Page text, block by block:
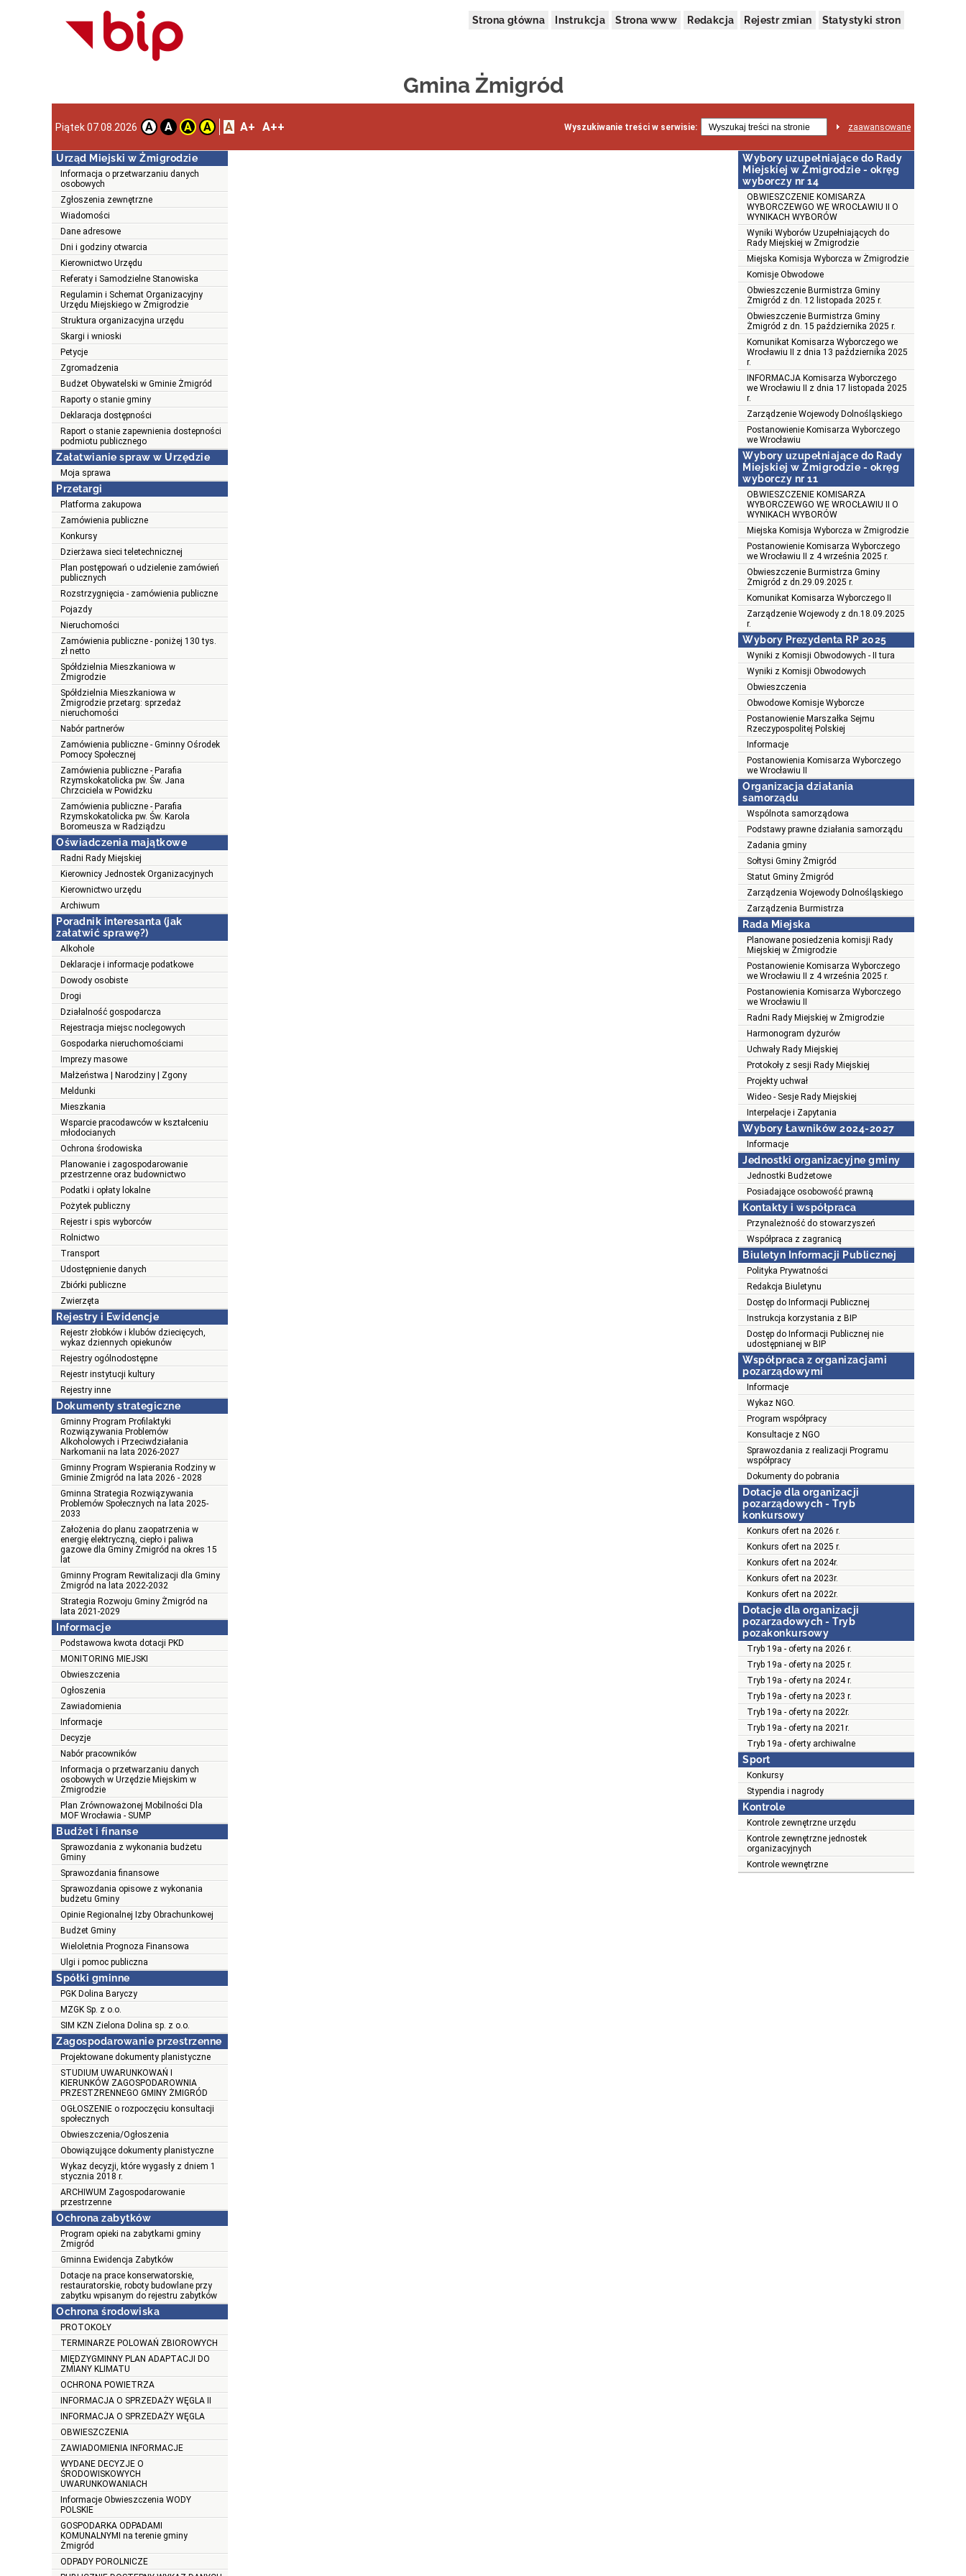
Strona główna Instrukcja Strona www Redakcja Rejestr zmian Statystyki stron
Gmina Żmigród
Piątek 07.08.2026 A A A A A A+ A++ Wyszukiwanie treści w serwisie: zaawansowane
Urząd Miejski w Żmigrodzie
Informacja o przetwarzaniu danych
osobowych
Zgłoszenia zewnętrzne
Wiadomości
Dane adresowe
Dni i godziny otwarcia
Kierownictwo Urzędu
Referaty i Samodzielne Stanowiska
Regulamin i Schemat Organizacyjny
Urzędu Miejskiego w Żmigrodzie
Struktura organizacyjna urzędu
Skargi i wnioski
Petycje
Zgromadzenia
Budżet Obywatelski w Gminie Żmigród
Raporty o stanie gminy
Deklaracja dostępności
Raport o stanie zapewnienia dostepności
podmiotu publicznego
Załatwianie spraw w Urzędzie
Moja sprawa
Przetargi
Platforma zakupowa
Zamówienia publiczne
Konkursy
Dzierżawa sieci teletechnicznej
Plan postępowań o udzielenie zamówień
publicznych
Rozstrzygnięcia - zamówienia publiczne
Pojazdy
Nieruchomości
Zamówienia publiczne - poniżej 130 tys.
zł netto
Spółdzielnia Mieszkaniowa w
Żmigrodzie
Spółdzielnia Mieszkaniowa w
Żmigrodzie przetarg: sprzedaż
nieruchomości
Nabór partnerów
Zamówienia publiczne - Gminny Ośrodek
Pomocy Społecznej
Zamówienia publiczne - Parafia
Rzymskokatolicka pw. Św. Jana
Chrzciciela w Powidzku
Zamówienia publiczne - Parafia
Rzymskokatolicka pw. Św. Karola
Boromeusza w Radziądzu
Oświadczenia majątkowe
Radni Rady Miejskiej
Kierownicy Jednostek Organizacyjnych
Kierownictwo urzędu
Archiwum
Poradnik interesanta (jak
załatwić sprawę?)
Alkohole
Deklaracje i informacje podatkowe
Dowody osobiste
Drogi
Działalność gospodarcza
Rejestracja miejsc noclegowych
Gospodarka nieruchomościami
Imprezy masowe
Małżeństwa | Narodziny | Zgony
Meldunki
Mieszkania
Wsparcie pracodawców w kształceniu
młodocianych
Ochrona środowiska
Planowanie i zagospodarowanie
przestrzenne oraz budownictwo
Podatki i opłaty lokalne
Pożytek publiczny
Rejestr i spis wyborców
Rolnictwo
Transport
Udostępnienie danych
Zbiórki publiczne
Zwierzęta
Rejestry i Ewidencje
Rejestr żłobków i klubów dziecięcych,
wykaz dziennych opiekunów
Rejestry ogólnodostępne
Rejestr instytucji kultury
Rejestry inne
Dokumenty strategiczne
Gminny Program Profilaktyki
Rozwiązywania Problemów
Alkoholowych i Przeciwdziałania
Narkomanii na lata 2026-2027
Gminny Program Wspierania Rodziny w
Gminie Żmigród na lata 2026 - 2028
Gminna Strategia Rozwiązywania
Problemów Społecznych na lata 2025-
2033
Założenia do planu zaopatrzenia w
energię elektryczną, ciepło i paliwa
gazowe dla Gminy Żmigród na okres 15
lat
Gminny Program Rewitalizacji dla Gminy
Żmigród na lata 2022-2032
Strategia Rozwoju Gminy Żmigród na
lata 2021-2029
Informacje
Podstawowa kwota dotacji PKD
MONITORING MIEJSKI
Obwieszczenia
Ogłoszenia
Zawiadomienia
Informacje
Decyzje
Nabór pracowników
Informacja o przetwarzaniu danych
osobowych w Urzędzie Miejskim w
Żmigrodzie
Plan Zrównoważonej Mobilności Dla
MOF Wrocławia - SUMP
Budżet i finanse
Sprawozdania z wykonania budżetu
Gminy
Sprawozdania finansowe
Sprawozdania opisowe z wykonania
budżetu Gminy
Opinie Regionalnej Izby Obrachunkowej
Budżet Gminy
Wieloletnia Prognoza Finansowa
Ulgi i pomoc publiczna
Spółki gminne
PGK Dolina Baryczy
MZGK Sp. z o.o.
SIM KZN Zielona Dolina sp. z o.o.
Zagospodarowanie przestrzenne
Projektowane dokumenty planistyczne
STUDIUM UWARUNKOWAŃ I
KIERUNKÓW ZAGOSPODAROWNIA
PRZESTZRENNEGO GMINY ŻMIGRÓD
OGŁOSZENIE o rozpoczęciu konsultacji
społecznych
Obwieszczenia/Ogłoszenia
Obowiązujące dokumenty planistyczne
Wykaz decyzji, które wygasły z dniem 1
stycznia 2018 r.
ARCHIWUM Zagospodarowanie
przestrzenne
Ochrona zabytków
Program opieki na zabytkami gminy
Żmigród
Gminna Ewidencja Zabytków
Dotacje na prace konserwatorskie,
restauratorskie, roboty budowlane przy
zabytku wpisanym do rejestru zabytków
Ochrona środowiska
PROTOKOŁY
TERMINARZE POLOWAŃ ZBIOROWYCH
MIĘDZYGMINNY PLAN ADAPTACJI DO
ZMIANY KLIMATU
OCHRONA POWIETRZA
INFORMACJA O SPRZEDAŻY WĘGLA II
INFORMACJA O SPRZEDAŻY WĘGLA
OBWIESZCZENIA
ZAWIADOMIENIA INFORMACJE
WYDANE DECYZJE O
ŚRODOWISKOWYCH
UWARUNKOWANIACH
Informacje Obwieszczenia WODY
POLSKIE
GOSPODARKA ODPADAMI
KOMUNALNYMI na terenie gminy
Żmigród
ODPADY POROLNICZE
Wybory uzupełniające do Rady
Miejskiej w Żmigrodzie - okręg
wyborczy nr 14
OBWIESZCZENIE KOMISARZA
WYBORCZEWGO WE WROCŁAWIU II O
WYNIKACH WYBORÓW
Wyniki Wyborów Uzupełniających do
Rady Miejskiej w Żmigrodzie
Miejska Komisja Wyborcza w Żmigrodzie
Komisje Obwodowe
Obwieszczenie Burmistrza Gminy
Żmigród z dn. 12 listopada 2025 r.
Obwieszczenie Burmistrza Gminy
Żmigród z dn. 15 października 2025 r.
Komunikat Komisarza Wyborczego we
Wrocławiu II z dnia 13 października 2025
r.
INFORMACJA Komisarza Wyborczego
we Wrocławiu II z dnia 17 listopada 2025
r.
Zarządzenie Wojewody Dolnośląskiego
Postanowienie Komisarza Wyborczego
we Wrocławiu
Wybory uzupełniające do Rady
Miejskiej w Żmigrodzie - okręg
wyborczy nr 11
OBWIESZCZENIE KOMISARZA
WYBORCZEWGO WE WROCŁAWIU II O
WYNIKACH WYBORÓW
Miejska Komisja Wyborcza w Żmigrodzie
Postanowienie Komisarza Wyborczego
we Wrocławiu II z 4 września 2025 r.
Obwieszczenie Burmistrza Gminy
Żmigród z dn.29.09.2025 r.
Komunikat Komisarza Wyborczego II
Zarządzenie Wojewody z dn.18.09.2025
r.
Wybory Prezydenta RP 2025
Wyniki z Komisji Obwodowych - II tura
Wyniki z Komisji Obwodowych
Obwieszczenia
Obwodowe Komisje Wyborcze
Postanowienie Marszałka Sejmu
Rzeczypospolitej Polskiej
Informacje
Postanowienia Komisarza Wyborczego
we Wrocławiu II
Organizacja działania
samorządu
Wspólnota samorządowa
Podstawy prawne działania samorządu
Zadania gminy
Sołtysi Gminy Żmigród
Statut Gminy Żmigród
Zarządzenia Wojewody Dolnośląskiego
Zarządzenia Burmistrza
Rada Miejska
Planowane posiedzenia komisji Rady
Miejskiej w Żmigrodzie
Postanowienie Komisarza Wyborczego
we Wrocławiu II z 4 września 2025 r.
Postanowienia Komisarza Wyborczego
we Wrocławiu II
Radni Rady Miejskiej w Żmigrodzie
Harmonogram dyżurów
Uchwały Rady Miejskiej
Protokoły z sesji Rady Miejskiej
Projekty uchwał
Wideo - Sesje Rady Miejskiej
Interpelacje i Zapytania
Wybory Ławników 2024-2027
Informacje
Jednostki organizacyjne gminy
Jednostki Budżetowe
Posiadające osobowość prawną
Kontakty i współpraca
Przynależność do stowarzyszeń
Współpraca z zagranicą
Biuletyn Informacji Publicznej
Polityka Prywatności
Redakcja Biuletynu
Dostęp do Informacji Publicznej
Instrukcja korzystania z BIP
Dostęp do Informacji Publicznej nie
udostępnianej w BIP
Współpraca z organizacjami
pozarządowymi
Informacje
Wykaz NGO.
Program współpracy
Konsultacje z NGO
Sprawozdania z realizacji Programu
współpracy
Dokumenty do pobrania
Dotacje dla organizacji
pozarządowych - Tryb
konkursowy
Konkurs ofert na 2026 r.
Konkurs ofert na 2025 r.
Konkurs ofert na 2024r.
Konkurs ofert na 2023r.
Konkurs ofert na 2022r.
Dotacje dla organizacji
pozarzadowych - Tryb
pozakonkursowy
Tryb 19a - oferty na 2026 r.
Tryb 19a - oferty na 2025 r.
Tryb 19a - oferty na 2024 r.
Tryb 19a - oferty na 2023 r.
Tryb 19a - oferty na 2022r.
Tryb 19a - oferty na 2021r.
Tryb 19a - oferty archiwalne
Sport
Konkursy
Stypendia i nagrody
Kontrole
Kontrole zewnętrzne urzędu
Kontrole zewnętrzne jednostek
organizacyjnych
Kontrole wewnętrzne